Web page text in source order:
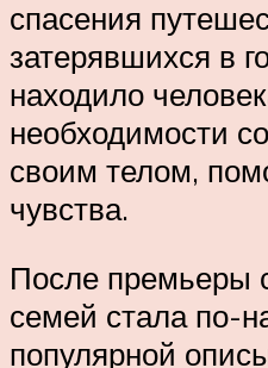
спасения
затерявшихся в
находило
необходимости
своим телом,
чувства.
После премьеры
семей стала по-
популярной